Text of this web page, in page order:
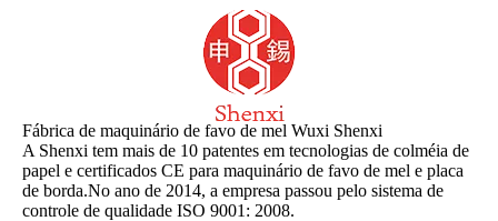
Fábrica de maquinário de favo de mel Wuxi Shenxi
A Shenxi tem mais de 10 patentes em tecnologias de colméia de
papel e certificados CE para maquinário de favo de mel e placa
de borda.No ano de 2014, a empresa passou pelo sistema de
controle de qualidade ISO 9001: 2008.